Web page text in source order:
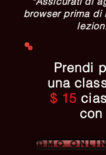
browser prima di
Prendi
una
$ 15
con
DMO